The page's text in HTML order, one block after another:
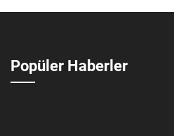
Popüler Haberler